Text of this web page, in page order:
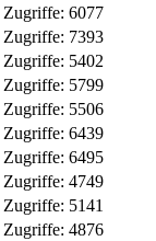
Zugriffe: 6077
Zugriffe: 7393
Zugriffe: 5402
Zugriffe: 5799
Zugriffe: 5506
Zugriffe: 6439
Zugriffe: 6495
Zugriffe: 4749
Zugriffe: 5141
Zugriffe: 4876